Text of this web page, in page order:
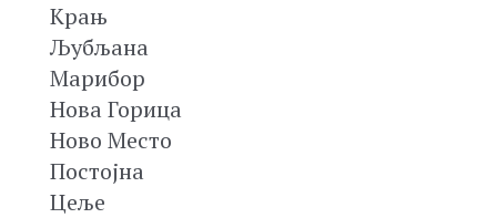
Крањ
Љубљана
Марибор
Нова Горица
Ново Место
Постојна
Цеље